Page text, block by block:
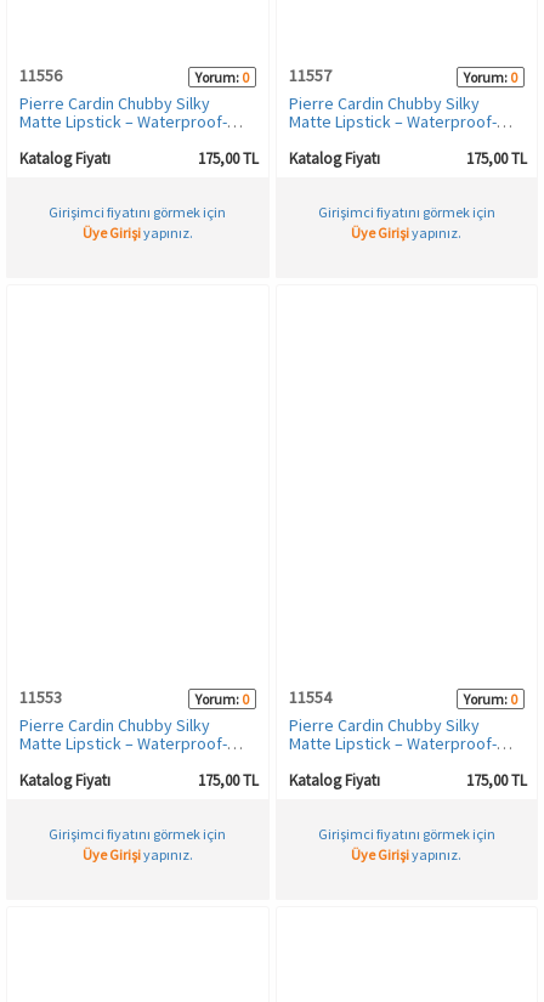
11556 Yorum: 0
Pierre Cardin Chubby Silky
Matte Lipstick – Waterproof-
Ruj-Chocolate-612
Katalog Fiyatı 175,00 TL
Girişimci fiyatını görmek için
Üye Girişiyapınız.
11557 Yorum: 0
Pierre Cardin Chubby Silky
Matte Lipstick – Waterproof-
Ruj-Suede-613
Katalog Fiyatı 175,00 TL
Girişimci fiyatını görmek için
Üye Girişiyapınız.
11553 Yorum: 0
Pierre Cardin Chubby Silky
Matte Lipstick – Waterproof-
Ruj-Red Fire-609
Katalog Fiyatı 175,00 TL
Girişimci fiyatını görmek için
Üye Girişiyapınız.
11554 Yorum: 0
Pierre Cardin Chubby Silky
Matte Lipstick – Waterproof-
Ruj-Soft Nude-610
Katalog Fiyatı 175,00 TL
Girişimci fiyatını görmek için
Üye Girişiyapınız.